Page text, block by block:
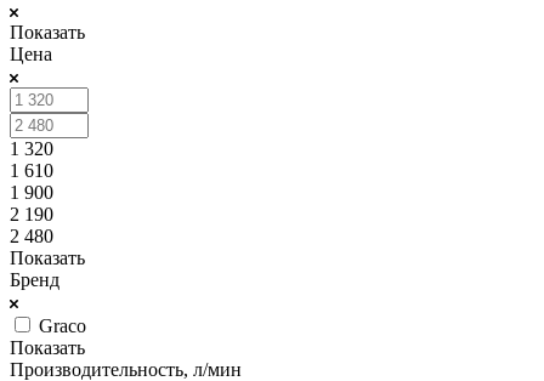
Показать
Цена
1 320
1 610
1 900
2 190
2 480
Показать
Бренд
Graco
Показать
Производительность, л/мин